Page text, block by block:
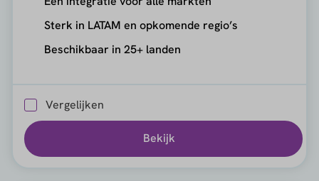
Sterk in LATAM en opkomende regio’s
Beschikbaar in 25+ landen
Vergelijken
Bekijk